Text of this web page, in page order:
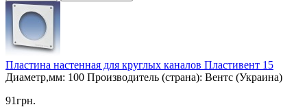
Пластина настенная для круглых каналов Пластивент 15
Диаметр,мм: 100 Производитель (страна): Вентс (Украина)
91грн.